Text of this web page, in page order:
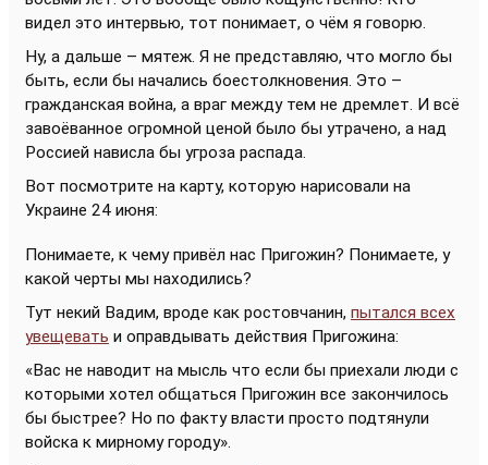
видел это интервью, тот понимает, о чём я говорю.
Ну, а дальше – мятеж. Я не представляю, что могло бы
быть, если бы начались боестолкновения. Это –
гражданская война, а враг между тем не дремлет. И всё
завоёванное огромной ценой было бы утрачено, а над
Россией нависла бы угроза распада.
Вот посмотрите на карту, которую нарисовали на
Украине 24 июня:
Понимаете, к чему привёл нас Пригожин? Понимаете, у
какой черты мы находились?
Тут некий Вадим, вроде как ростовчанин, пытался всех
увещевать и оправдывать действия Пригожина:
«Вас не наводит на мысль что если бы приехали люди с
которыми хотел общаться Пригожин все закончилось
бы быстрее? Но по факту власти просто подтянули
войска к мирному городу».